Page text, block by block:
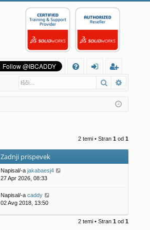
H
Q
av
a
eg
ist
rir
!
Iskanje
2 temi • Stran 1 od 1
Zadnji prispevek
Napisal/-a jakabaesj4
27 Apr 2026, 08:33
Napisal/-a caddy
02 Avg 2018, 13:50
2 temi • Stran 1 od 1